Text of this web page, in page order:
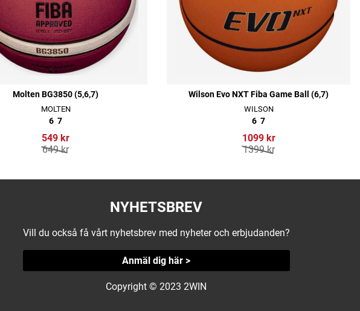
Molten BG3850 (5,6,7)
MOLTEN
6 7
549 kr
649 kr
Wilson Evo NXT Fiba Game Ball (6,7)
WILSON
6 7
1099 kr
1399 kr
NYHETSBREV
Vill du också få vårt nyhetsbrev med nyheter och erbjudanden?
Anmäl dig här >
Copyright © 2023 2WIN